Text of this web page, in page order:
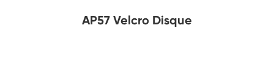
AP57 Velcro Disque